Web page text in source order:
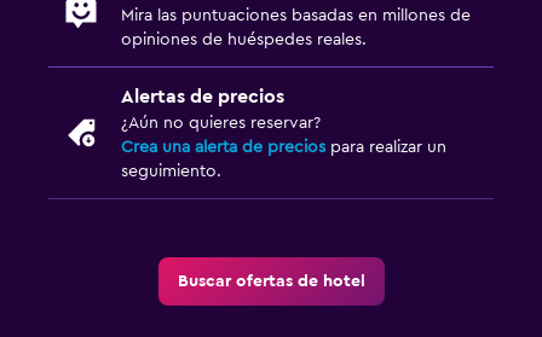
Mira las puntuaciones basadas en millones de
opiniones de huéspedes reales.
Alertas de precios
¿Aún no quieres reservar?
Crea una alerta de precios para realizar un
seguimiento.
Buscar ofertas de hotel